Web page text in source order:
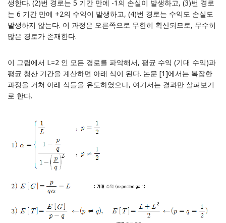
생한다. (2)번 경로는 5 기간 만에 -1의 손실이 발생하고, (3)번 경로
는 6 기간 만에 +2의 수익이 발생하고, (4)번 경로는 수익도 손실도
발생하지 않는다. 이 과정은 오른쪽으로 무한히 확산되므로, 무수히
많은 경로가 존재한다.
이 그림에서 L=2 인 모든 경로를 파악해서, 평균 수익 (기대 수익)과
평균 청산 기간을 계산하면 아래 식이 된다. 논문 [1]에서는 복잡한
과정을 거쳐 아래 식들을 유도하였으나, 여기서는 결과만 살펴보기
로 한다.